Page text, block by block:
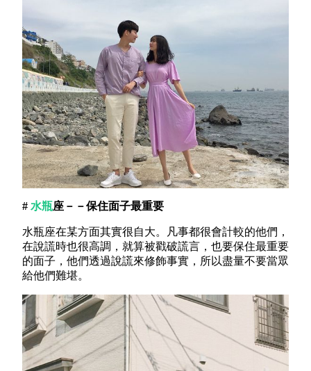
# 水瓶座－－保住面子最重要
水瓶座在某方面其實很自大。凡事都很會計較的他們，
在說謊時也很高調，就算被戳破謊言，也要保住最重要
的面子，他們透過說謊來修飾事實，所以盡量不要當眾
給他們難堪。